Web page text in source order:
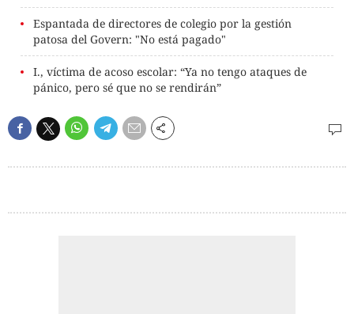
Espantada de directores de colegio por la gestión
patosa del Govern: "No está pagado"
I., víctima de acoso escolar: “Ya no tengo ataques de
pánico, pero sé que no se rendirán”